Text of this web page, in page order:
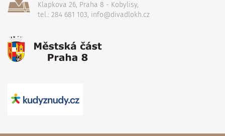
Klapkova 26, Praha 8 - Kobylisy,
tel.: 284 681 103, info@divadlokh.cz